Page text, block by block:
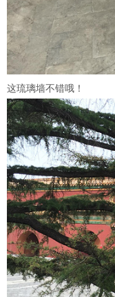
这琉璃墙不错哦！